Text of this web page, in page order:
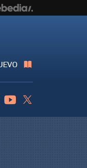
InstagramYoutube